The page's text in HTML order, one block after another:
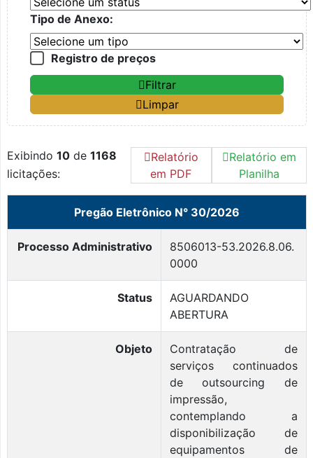
Tipo de Anexo:
Registro de preços
Filtrar
Limpar
Exibindo 10de 1168
licitações:
Relatório
em PDF
Relatório em
Planilha
Pregão Eletrônico N° 30/2026
Processo Administrativo
8506013-53.2026.8.06.
0000
Status
AGUARDANDO
ABERTURA
Objeto
Contratação de
serviços continuados
de outsourcing de
impressão,
contemplando a
disponibilização de
equipamentos de